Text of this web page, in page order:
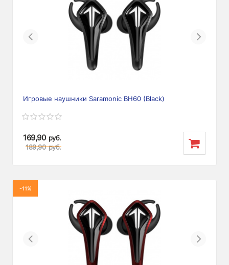
Previous Next
Игровые наушники Saramonic BH60 (Black)
169,90 руб.
189,90 руб.
-11%
Previous Next